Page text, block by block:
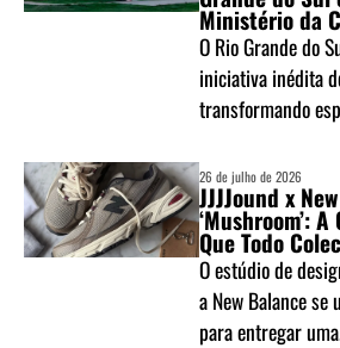
Ministério da
O Rio Grande do
iniciativa inédita
transformando
26 de julho de 2026
JJJJound x
‘Mushroom’:
Que Todo
O estúdio de
a New Balance
para entregar